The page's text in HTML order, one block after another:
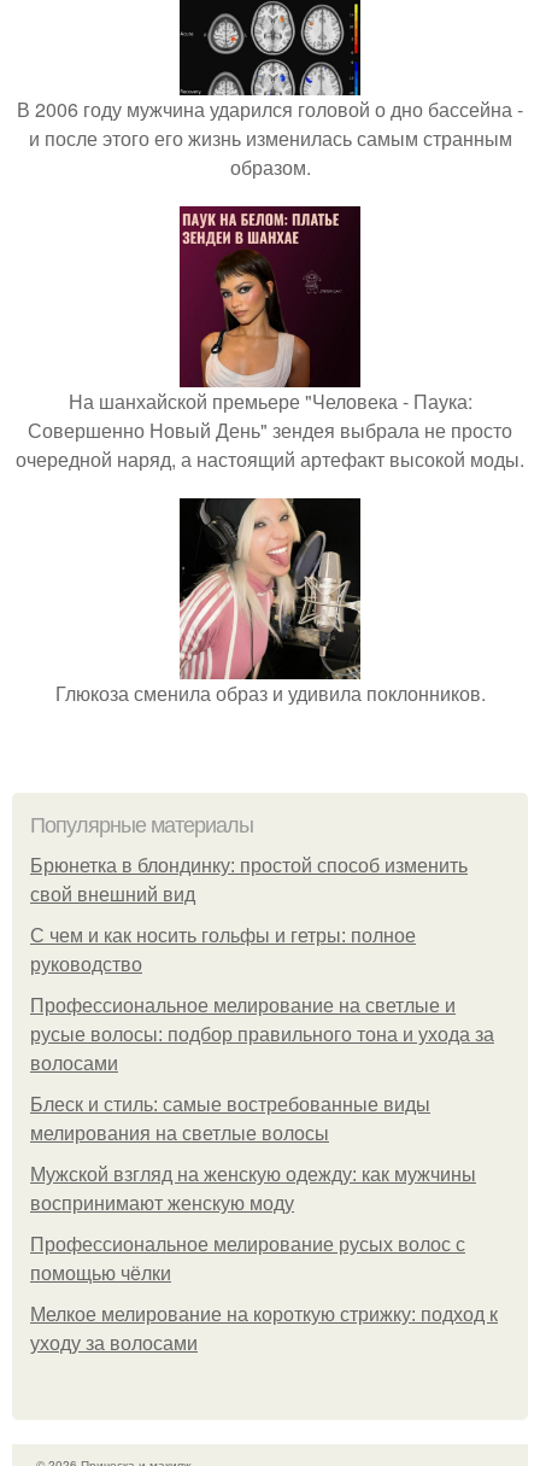
В 2006 году мужчина ударился головой о дно бассейна -
и после этого его жизнь изменилась самым странным
образом.
На шанхайской премьере "Человека - Паука:
Совершенно Новый День" зендея выбрала не просто
очередной наряд, а настоящий артефакт высокой моды.
Глюкоза сменила образ и удивила поклонников.
Популярные материалы
Брюнетка в блондинку: простой способ изменить
свой внешний вид
С чем и как носить гольфы и гетры: полное
руководство
Профессиональное мелирование на светлые и
русые волосы: подбор правильного тона и ухода за
волосами
Блеск и стиль: самые востребованные виды
мелирования на светлые волосы
Мужской взгляд на женскую одежду: как мужчины
воспринимают женскую моду
Профессиональное мелирование русых волос с
помощью чёлки
Мелкое мелирование на короткую стрижку: подход к
уходу за волосами